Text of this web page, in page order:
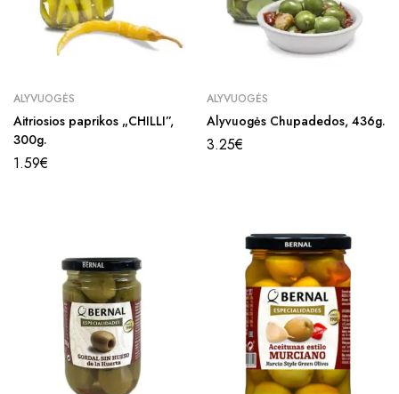
ALYVUOGĖS
Aitriosios paprikos „CHILLI”,
300g.
1.59€
ALYVUOGĖS
Alyvuogės Chupadedos, 436g.
3.25€